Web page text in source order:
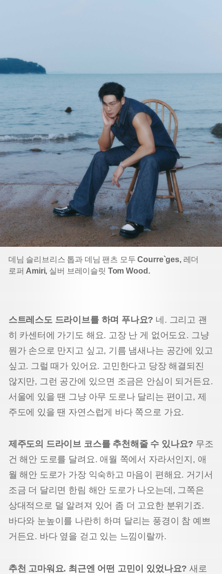
데님 슬리브리스 톱과 데님 팬츠 모두Courre`ges, 레더
로퍼 Amiri, 실버 브레이슬릿 Tom Wood.
스트레스도 드라이브를 하며 푸나요? 네. 그리고 괜
히 카센터에 가기도 해요. 고장 난 게 없어도요. 그냥
뭔가 손으로 만지고 싶고, 기름 냄새나는 공간에 있고
싶고. 그럴 때가 있어요. 고민한다고 당장 해결되진
않지만, 그런 공간에 있으면 조금은 안심이 되거든요.
서울에 있을 땐 그냥 아무 도로나 달리는 편이고, 제
주도에 있을 땐 자연스럽게 바다 쪽으로 가요.
제주도의 드라이브 코스를 추천해줄 수 있나요? 무조
건 해안 도로를 달려요. 애월 쪽에서 자라서인지, 애
월 해안 도로가 가장 익숙하고 마음이 편해요. 거기서
조금 더 달리면 한림 해안 도로가 나오는데, 그쪽은
상대적으로 덜 알려져 있어 좀 더 고요한 분위기죠.
바다와 눈높이를 나란히 하며 달리는 풍경이 참 예쁘
거든요. 바다 옆을 걷고 있는 느낌이랄까.
추천 고마워요. 최근엔 어떤 고민이 있었나요? 새로